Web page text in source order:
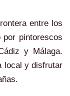
entre los
por pintorescos
y Málaga.
local y disfrutar